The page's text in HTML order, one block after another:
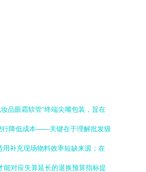
品眼霜软管”终端尖嘴包装，旨在
行降低成本——关键在于理解批发级
补充现场物料效率短缺来源；在
对应失算延长的退换预算指标提